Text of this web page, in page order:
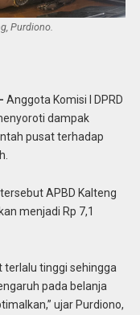
Purdiono.
Anggota Komisi I DPRD
dampak
pusat terhadap
APBD Kalteng
menjadi Rp 7,1
terlalu tinggi sehingga
pada belanja
ujar Purdiono,